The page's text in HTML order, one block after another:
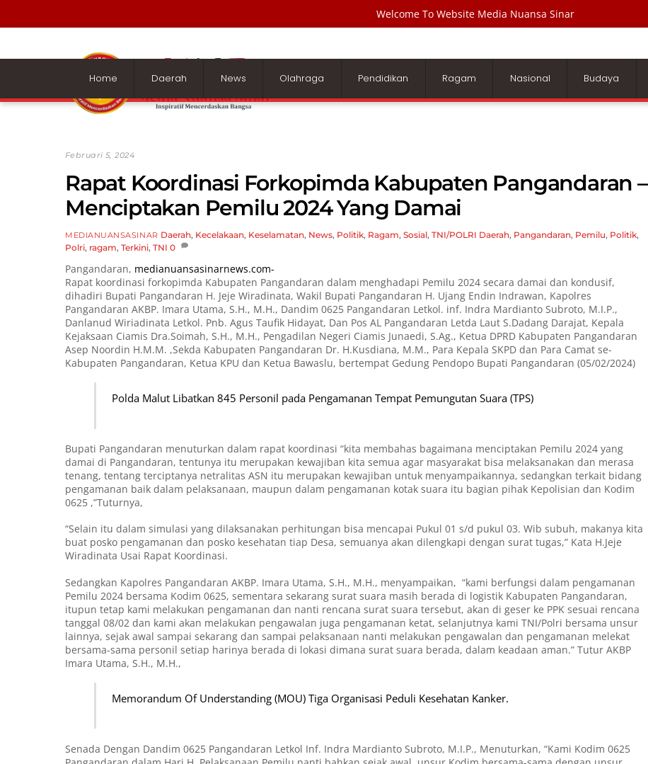
Welcome To Website Media Nuansa Sinar
content
Home
Daerah News Olahraga Pendidikan Ragam Nasional Budaya
Februari 5, 2024
Rapat Koordinasi Forkopimda Kabupaten Pangandaran –
Menciptakan Pemilu 2024 Yang Damai
MEDIANUANSASINAR Daerah, Kecelakaan, Keselamatan, News, Politik, Ragam, Sosial, TNI/POLRI Daerah, Pangandaran, Pemilu, Politik,
Polri, ragam, Terkini, TNI 0
Pangandaran, medianuansasinarnews.com-
Rapat koordinasi forkopimda Kabupaten Pangandaran dalam menghadapi Pemilu 2024 secara damai dan kondusif,
dihadiri Bupati Pangandaran H. Jeje Wiradinata, Wakil Bupati Pangandaran H. Ujang Endin Indrawan, Kapolres
Pangandaran AKBP. Imara Utama, S.H., M.H., Dandim 0625 Pangandaran Letkol. inf. Indra Mardianto Subroto, M.I.P.,
Danlanud Wiriadinata Letkol. Pnb. Agus Taufik Hidayat, Dan Pos AL Pangandaran Letda Laut S.Dadang Darajat, Kepala
Kejaksaan Ciamis Dra.Soimah, S.H., M.H., Pengadilan Negeri Ciamis Junaedi, S.Ag., Ketua DPRD Kabupaten Pangandaran
Asep Noordin H.M.M. ,Sekda Kabupaten Pangandaran Dr. H.Kusdiana, M.M., Para Kepala SKPD dan Para Camat se-
Kabupaten Pangandaran, Ketua KPU dan Ketua Bawaslu, bertempat Gedung Pendopo Bupati Pangandaran (05/02/2024)
Polda Malut Libatkan 845 Personil pada Pengamanan Tempat Pemungutan Suara (TPS)
Bupati Pangandaran menuturkan dalam rapat koordinasi “kita membahas bagaimana menciptakan Pemilu 2024 yang
damai di Pangandaran, tentunya itu merupakan kewajiban kita semua agar masyarakat bisa melaksanakan dan merasa
tenang, tentang terciptanya netralitas ASN itu merupakan kewajiban untuk menyampaikannya, sedangkan terkait bidang
pengamanan baik dalam pelaksanaan, maupun dalam pengamanan kotak suara itu bagian pihak Kepolisian dan Kodim
0625 ,”Tuturnya,
“Selain itu dalam simulasi yang dilaksanakan perhitungan bisa mencapai Pukul 01 s/d pukul 03. Wib subuh, makanya kita
buat posko pengamanan dan posko kesehatan tiap Desa, semuanya akan dilengkapi dengan surat tugas,” Kata H.Jeje
Wiradinata Usai Rapat Koordinasi.
Sedangkan Kapolres Pangandaran AKBP. Imara Utama, S.H., M.H., menyampaikan, “kami berfungsi dalam pengamanan
Pemilu 2024 bersama Kodim 0625, sementara sekarang surat suara masih berada di logistik Kabupaten Pangandaran,
itupun tetap kami melakukan pengamanan dan nanti rencana surat suara tersebut, akan di geser ke PPK sesuai rencana
tanggal 08/02 dan kami akan melakukan pengawalan juga pengamanan ketat, selanjutnya kami TNI/Polri bersama unsur
lainnya, sejak awal sampai sekarang dan sampai pelaksanaan nanti melakukan pengawalan dan pengamanan melekat
bersama-sama personil setiap harinya berada di lokasi dimana surat suara berada, dalam keadaan aman.” Tutur AKBP
Imara Utama, S.H., M.H.,
Memorandum Of Understanding (MOU) Tiga Organisasi Peduli Kesehatan Kanker.
Senada Dengan Dandim 0625 Pangandaran Letkol Inf. Indra Mardianto Subroto, M.I.P., Menuturkan, “Kami Kodim 0625